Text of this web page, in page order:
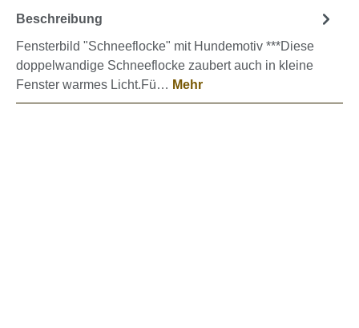
Beschreibung
Fensterbild "Schneeflocke" mit Hundemotiv ***Diese
doppelwandige Schneeflocke zaubert auch in kleine
Fenster warmes Licht.Fü… Mehr